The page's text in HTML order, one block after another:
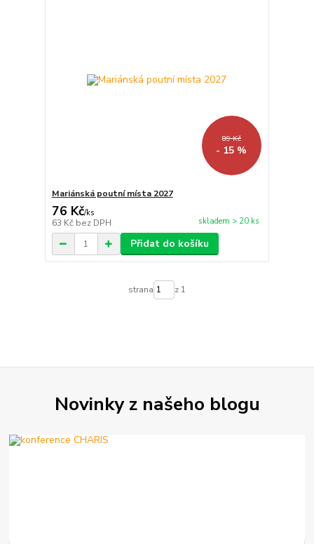
89 Kč
- 15 %
Mariánská poutní místa 2027
76 Kč/ks
63 Kč bez DPH skladem > 20 ks
Přidat do košíku
strana z 1
Novinky z našeho blogu